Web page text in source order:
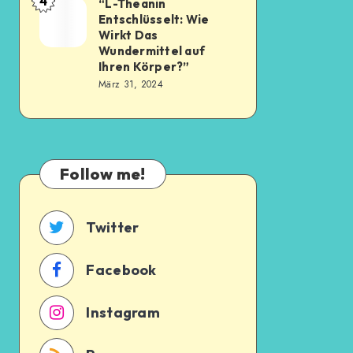
“L-Theanin
Entschlüsselt: Wie
Wirkt Das
Wundermittel auf
Ihren Körper?”
März 31, 2024
Follow me!
Twitter
Facebook
Instagram